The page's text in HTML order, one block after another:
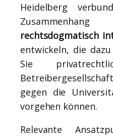
Heidelberg
rechtsdogmatisch
entwickeln, die
Sie
gegen die
vorgehen können.
Relevante